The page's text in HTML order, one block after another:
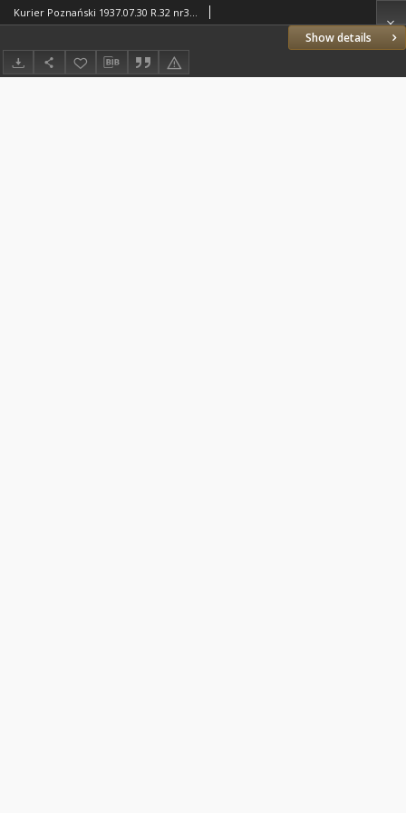
Show details
Kurier Poznański 1937.07.30 R.32 nr341